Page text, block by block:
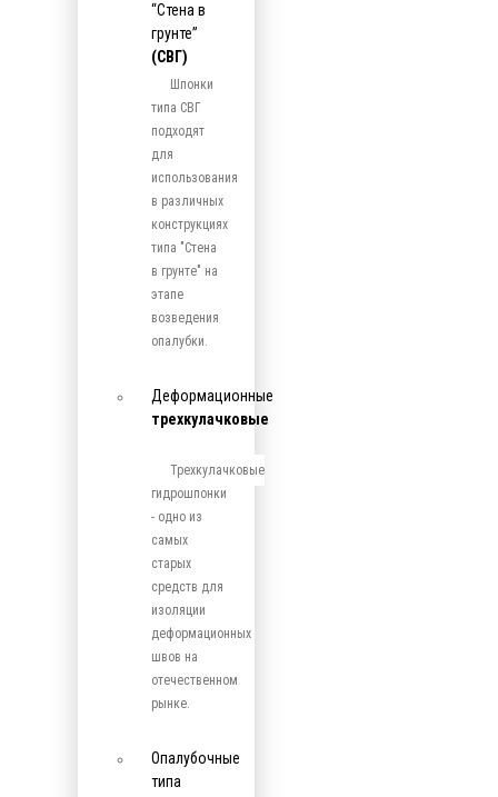
“Стена в
грунте”
(СВГ)
Шпонки
типа СВГ
подходят
для
использования
в различных
конструкциях
типа "Стена
в грунте" на
этапе
возведения
опалубки.
Деформационные
трехкулачковые
Трехкулачковые
гидрошпонки
- одно из
самых
старых
средств для
изоляции
деформационных
швов на
отечественном
рынке.
Опалубочные
типа